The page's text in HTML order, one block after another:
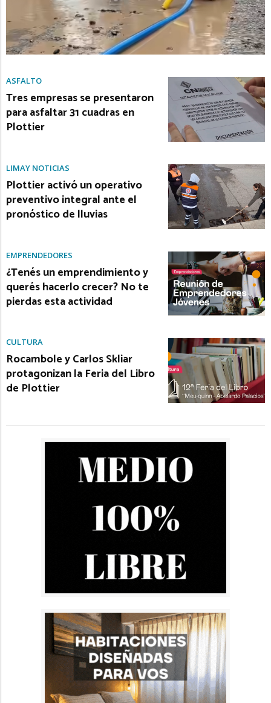
ASFALTO
Tres empresas se presentaron
para asfaltar 31 cuadras en
Plottier
LIMAY NOTICIAS
Plottier activó un operativo
preventivo integral ante el
pronóstico de lluvias
EMPRENDEDORES
¿Tenés un emprendimiento y
querés hacerlo crecer? No te
pierdas esta actividad
CULTURA
Rocambole y Carlos Skliar
protagonizan la Feria del Libro
de Plottier